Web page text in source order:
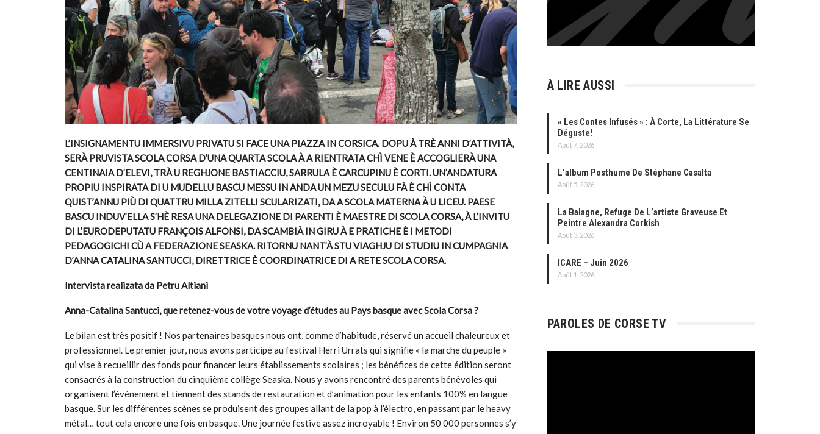
L’INSIGNAMENTU IMMERSIVU PRIVATU SI FACE UNA PIAZZA IN CORSICA. DOPU À TRÈ ANNI D’ATTIVITÀ,
SERÀ PRUVISTA SCOLA CORSA D’UNA QUARTA SCOLA À A RIENTRATA CHÌ VENE È ACCOGLIERÀ UNA
CENTINAIA D’ELEVI, TRÀ U REGHJONE BASTIACCIU, SARRULA È CARCUPINU È CORTI. UN’ANDATURA
PROPIU INSPIRATA DI U MUDELLU BASCU MESSU IN ANDA UN MEZU SECULU FÀ È CHÌ CONTA
QUIST’ANNU PIÙ DI QUATTRU MILLA ZITELLI SCULARIZATI, DA A SCOLA MATERNA À U LICEU. PAESE
BASCU INDUV’ELLA S’HÈ RESA UNA DELEGAZIONE DI PARENTI È MAESTRE DI SCOLA CORSA, À L’INVITU
DI L’EURODEPUTATU FRANÇOIS ALFONSI, DA SCAMBIÀ IN GIRU À E PRATICHE È I METODI
PEDAGOGICHI CÙ A FEDERAZIONE SEASKA. RITORNU NANT’À STU VIAGHJU DI STUDIU IN CUMPAGNIA
D’ANNA CATALINA SANTUCCI, DIRETTRICE È COORDINATRICE DI A RETE SCOLA CORSA.
Intervista realizata da Petru Altiani
Anna-Catalina Santucci, que retenez-vous de votrevoyaged’études au Pays basque avec Scola Corsa ?
Le bilan est très positif ! Nos partenaires basques nous ont, comme d’habitude, réservé un accueil chaleureux et
professionnel. Le premier jour, nous avons participé au festival Herri Urrats qui signifie « la marche du peuple »
qui vise à recueillir des fonds pour financer leurs établissements scolaires ; les bénéfices de cette édition seront
consacrés à la construction du cinquième collège Seaska. Nous y avons rencontré des parents bénévoles qui
organisent l’événement et tiennent des stands de restauration et d’animation pour les enfants 100% en langue
basque. Sur les différentes scènes se produisent des groupes allant de la pop à l’électro, en passant par le heavy
métal… tout cela encore une fois en basque. Une journée festive assez incroyable ! Environ 50 000 personnes s’y
À LIRE AUSSI
« Les Contes Infusés » : À Corte, La Littérature Se
Déguste!
Août 7, 2026
L’album Posthume De Stéphane Casalta
Août 5, 2026
La Balagne, Refuge De L’artiste Graveuse Et
Peintre Alexandra Corkish
Août 3, 2026
ICARE – Juin 2026
Août 1, 2026
PAROLES DE CORSE TV